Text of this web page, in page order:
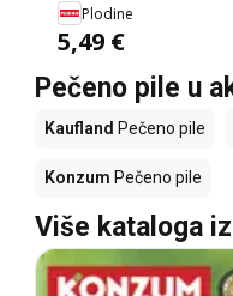
Plodine
5,49 €
Pečeno pile u
Kaufland Pečeno pile
Konzum Pečeno pile
Više kataloga